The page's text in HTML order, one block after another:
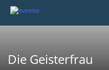
Die Geisterfrau